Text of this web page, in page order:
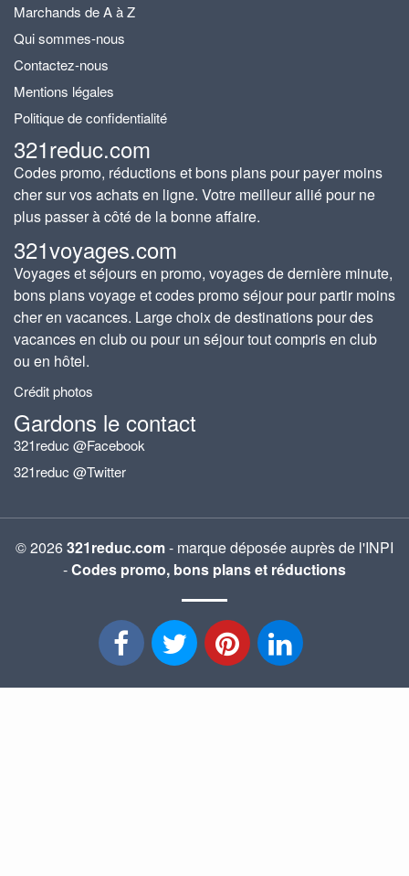
Marchands de A à Z
Qui sommes-nous
Contactez-nous
Mentions légales
Politique de confidentialité
321reduc.com
Codes promo, réductions et bons plans pour payer moins
cher sur vos achats en ligne. Votre meilleur allié pour ne
plus passer à côté de la bonne affaire.
321voyages.com
Voyages et séjours en promo, voyages de dernière minute,
bons plans voyage et codes promo séjour pour partir moins
cher en vacances. Large choix de destinations pour des
vacances en club ou pour un séjour tout compris en club
ou en hôtel.
Crédit photos
Gardons le contact
321reduc @Facebook
321reduc @Twitter
© 2026321reduc.com- marque déposée auprès de l'INPI
-Codes promo, bons plans et réductions